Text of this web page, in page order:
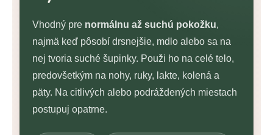
Vhodný pre normálnu až suchú pokožku,
najmä keď pôsobí drsnejšie, mdlo alebo sa na
nej tvoria suché šupinky. Použi ho na celé telo,
predovšetkým na nohy, ruky, lakte, kolená a
päty. Na citlivých alebo podráždených miestach
postupuj opatrne.